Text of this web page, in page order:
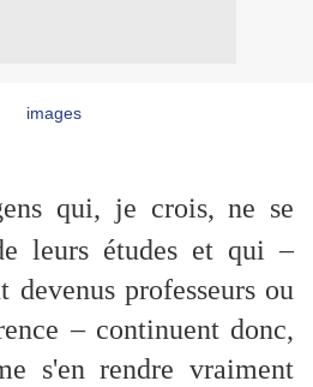
qui, je crois, ne se
leurs études et qui –
devenus professeurs ou
– continuent donc,
s'en rendre vraiment